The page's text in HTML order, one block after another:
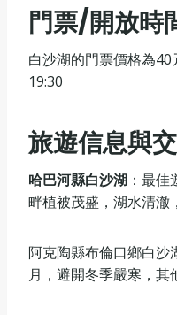
門票/開放時
白沙湖的門票價格為
19:30
旅遊信息與
哈巴河縣白沙湖‌ ：最
畔植被茂盛，湖水清澈
阿克陶縣布倫口鄉白沙
月，避開冬季嚴寒，其